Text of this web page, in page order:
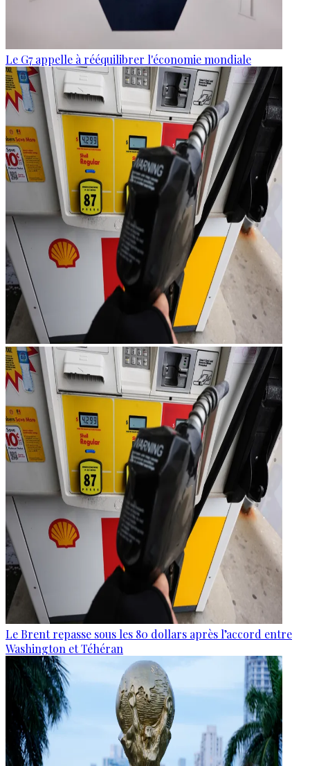
Le G7 appelle à rééquilibrer l'économie mondiale
Le Brent repasse sous les 80 dollars après l’accord entre
Washington et Téhéran